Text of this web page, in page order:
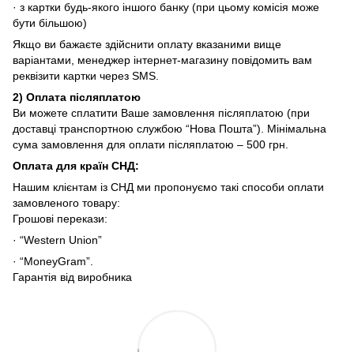
· з картки будь-якого іншого банку (при цьому комісія може
бути більшою)
Якщо ви бажаєте здійснити оплату вказаними вище
варіантами, менеджер інтернет-магазину повідомить вам
реквізити картки через SMS.
2) Оплата післяплатою
Ви можете сплатити Ваше замовлення післяплатою (при
доставці транспортною службою “Нова Пошта”). Мінімальна
сума замовлення для оплати післяплатою – 500 грн.
Оплата для країн СНД:
Нашим клієнтам із СНД ми пропонуємо такі способи оплати
замовленого товару:
Грошові перекази:
· “Western Union”
· “MoneyGram”.
Гарантія від виробника